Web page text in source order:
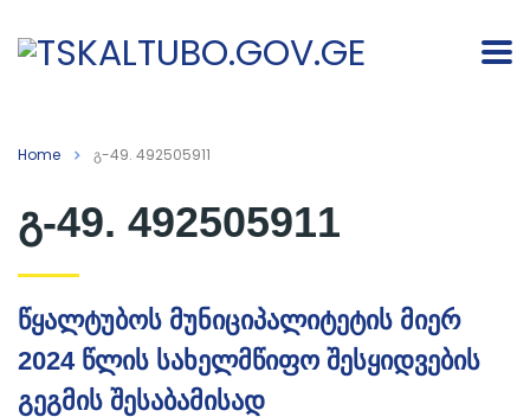
Home გ-49. 492505911
გ-49. 492505911
წყალტუბოს მუნიციპალიტეტის მიერ
2024 წლის სახელმწიფო შესყიდვების
გეგმის შესაბამისად